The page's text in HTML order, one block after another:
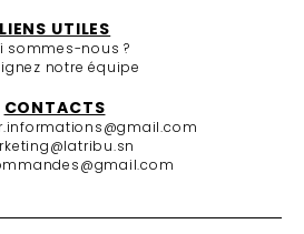
LIENS UTILES
sommes-nous ?
notre équipe
CONTACTS